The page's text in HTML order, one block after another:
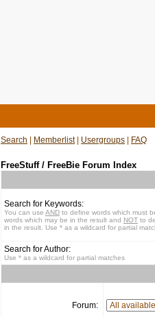
Search Memberlist| Usergroups FAQ
FreeStuff / FreeBie Forum Index
Search for Keywords:
You can use AND to define words which must
words which may be in the result and NOT to
in the result. Use * as a wildcard for partial
Search for Author:
Use * as a wildcard for partial matches
Forum: